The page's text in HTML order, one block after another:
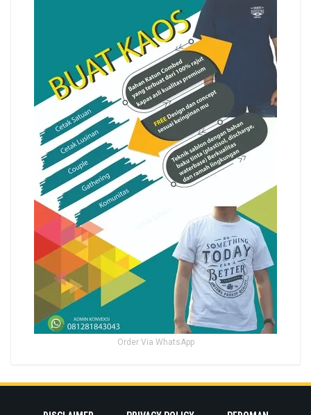
Order Via WhatsApp